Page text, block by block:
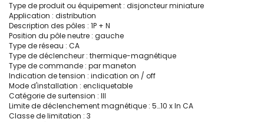
Type de produit ou équipement : disjoncteur miniature
Application : distribution
Description des pôles : 1P + N
Position du pôle neutre : gauche
Type de réseau : CA
Type de déclencheur : thermique-magnétique
Type de commande : par maneton
Indication de tension : indication on / off
Mode d'installation : encliquetable
Catégorie de surtension : III
Limite de déclenchement magnétique : 5…10 x In CA
Classe de limitation : 3